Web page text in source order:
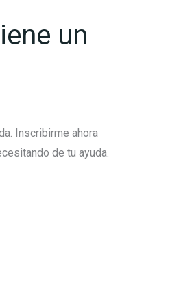
un
Inscribirme ahora
de tu ayuda.